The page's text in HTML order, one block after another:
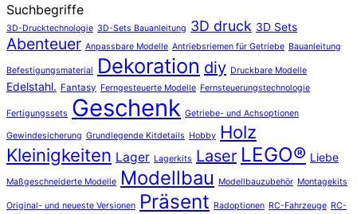
Suchbegriffe
3D-Drucktechnologie 3D-Sets Bauanleitung 3D druck 3D Sets
Abenteuer Anpassbare Modelle Antriebsriemen für Getriebe Bauanleitung
Befestigungsmaterial Dekoration diy Druckbare Modelle
Edelstahl. Fantasy Ferngesteuerte Modelle Fernsteuerungstechnologie
Fertigungssets Geschenk Getriebe- und Achsoptionen
Gewindesicherung Grundlegende Kitdetails Hobby Holz
Kleinigkeiten Lager Lagerkits Laser LEGO® Liebe
Maßgeschneiderte Modelle Modellbau Modellbauzubehör Montagekits
Original- und neueste Versionen Präsent Radoptionen RC-Fahrzeuge RC-